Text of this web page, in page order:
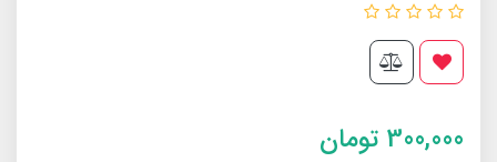
300,000 تومان